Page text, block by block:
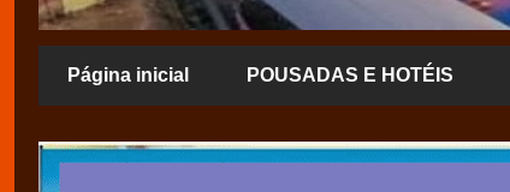
Página inicial POUSADAS E HOTÉIS